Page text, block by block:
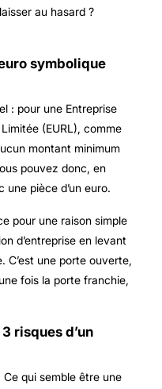
au hasard ?
symbolique
: pour une Entreprise
(EURL), comme
montant minimum
pouvez donc, en
pièce d’un euro.
pour une raison simple
d’entreprise en levant
C’est une porte ouverte,
fois la porte franchie,
risques d’un
Ce qui semble être une